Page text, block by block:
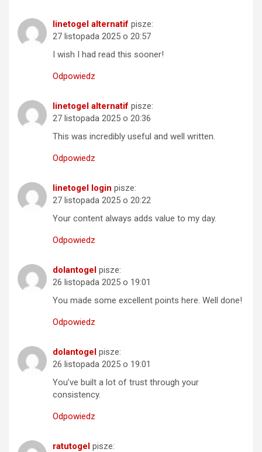
linetogel alternatif pisze:
27 listopada 2025 o 20:57
I wish I had read this sooner!
Odpowiedz
linetogel alternatif pisze:
27 listopada 2025 o 20:36
This was incredibly useful and well written.
Odpowiedz
linetogel login pisze:
27 listopada 2025 o 20:22
Your content always adds value to my day.
Odpowiedz
dolantogel pisze:
26 listopada 2025 o 19:01
You made some excellent points here. Well done!
Odpowiedz
dolantogel pisze:
26 listopada 2025 o 19:01
You’ve built a lot of trust through your
consistency.
Odpowiedz
ratutogel pisze: